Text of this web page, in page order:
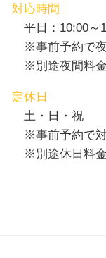
対応時間
平日：10:00～
※事前予約で
※別途夜間料
定休日
土・日・祝
※事前予約で
※別途休日料